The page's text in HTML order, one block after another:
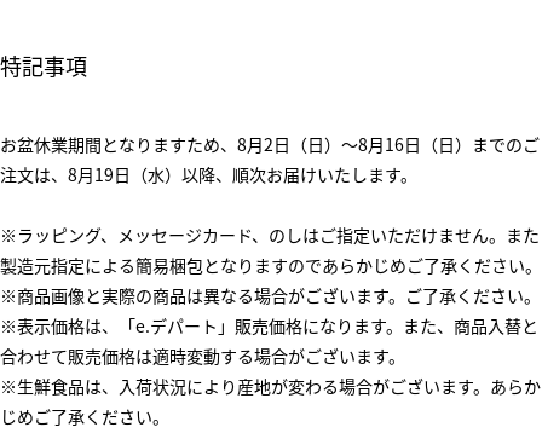
特記事項
お盆休業期間となりますため、8月2日（日）～8月16日（日）までのご
注文は、8月19日（水）以降、順次お届けいたします。
※ラッピング、メッセージカード、のしはご指定いただけません。また
製造元指定による簡易梱包となりますのであらかじめご了承ください。
※商品画像と実際の商品は異なる場合がございます。ご了承ください。
※表示価格は、「e.デパート」販売価格になります。また、商品入替と
合わせて販売価格は適時変動する場合がございます。
※生鮮食品は、入荷状況により産地が変わる場合がございます。あらか
じめご了承ください。